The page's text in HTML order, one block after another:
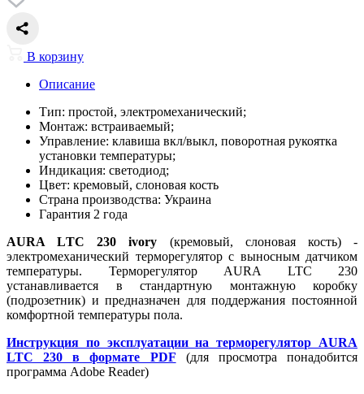
В корзину
Описание
Тип: простой, электромеханический;
Монтаж: встраиваемый;
Управление: клавиша вкл/выкл, поворотная рукоятка
установки температуры;
Индикация: светодиод;
Цвет: кремовый, слоновая кость
Страна производства: Украина
Гарантия 2 года
AURA LТС 230 ivory (кремовый, слоновая кость) -
электромеханический терморегулятор c выносным датчиком
температуры. Терморегулятор AURA LTC 230
устанавливается в стандартную монтажную коробку
(подрозетник) и предназначен для поддержания постоянной
комфортной температуры пола.
Инструкция по эксплуатации на терморегулятор AURA
LTC 230 в формате PDF (для просмотра понадобится
программа Adobe Reader)